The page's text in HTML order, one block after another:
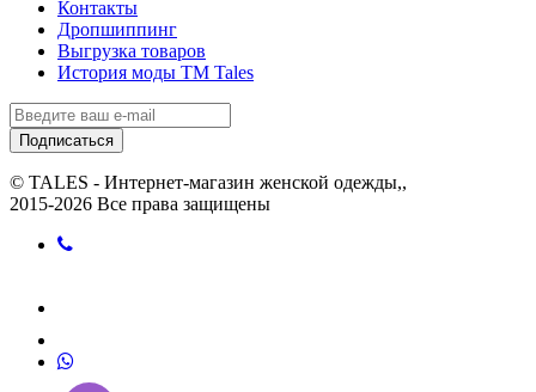
Контакты
Дропшиппинг
Выгрузка товаров
История моды ТМ Tales
Подписаться
© TALES - Интернет-магазин женской одежды,,
2015-2026 Все права защищены